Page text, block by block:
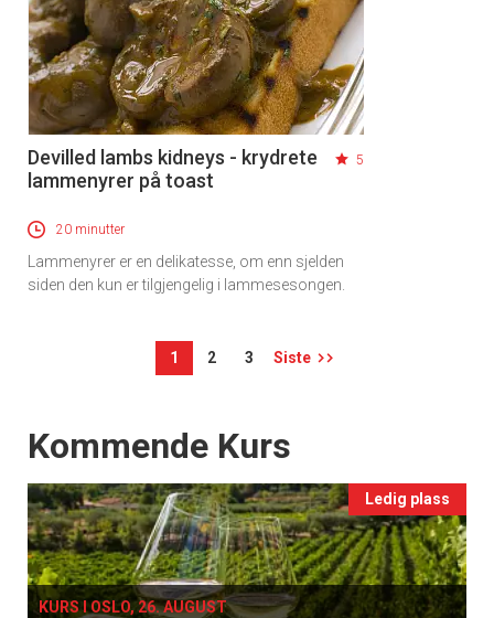
Devilled lambs kidneys - krydrete
lammenyrer på toast
5
20 minutter
Lammenyrer er en delikatesse, om enn sjelden
siden den kun er tilgjengelig i lammesesongen.
1 2 3 Siste
Events
Kommende Kurs
Ledig plass
KURS I OSLO, 26. AUGUST